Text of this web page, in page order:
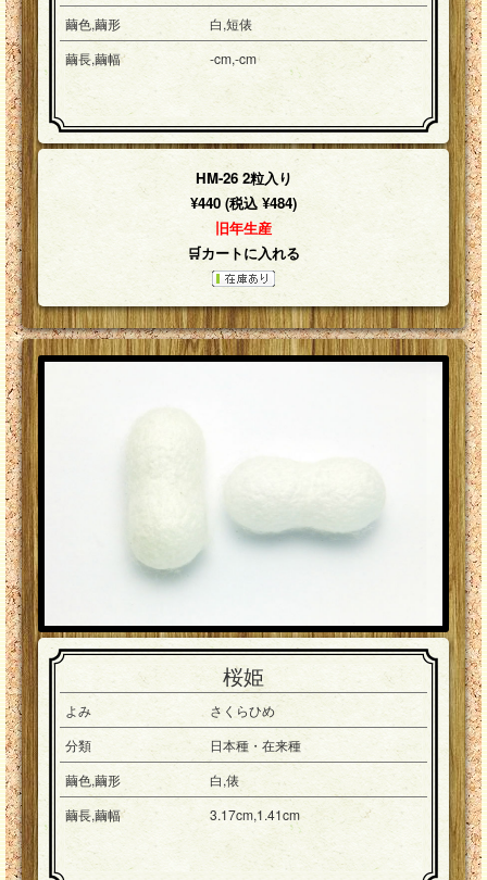
繭色,繭形
白,短俵
繭長,繭幅
-cm,-cm
HM-26 2粒入り
¥440 (税込 ¥484)
旧年生産
🛒カートに入れる
桜姫
よみ
さくらひめ
分類
日本種・在来種
繭色,繭形
白,俵
繭長,繭幅
3.17cm,1.41cm